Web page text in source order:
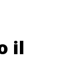
il